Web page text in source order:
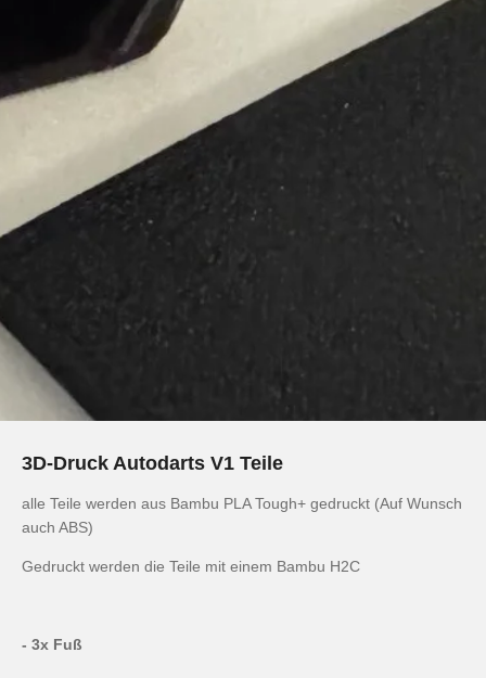
3D-Druck Autodarts V1 Teile
alle Teile werden aus Bambu PLA Tough+ gedruckt (Auf Wunsch
auch ABS)
Gedruckt werden die Teile mit einem Bambu H2C
- 3x Fuß